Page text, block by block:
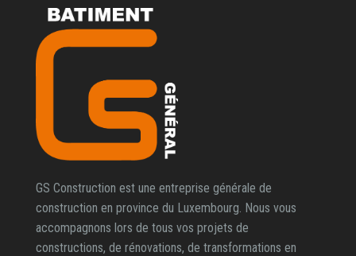
GS Construction est une entreprise générale de
construction en province du Luxembourg. Nous vous
accompagnons lors de tous vos projets de
constructions, de rénovations, de transformations en